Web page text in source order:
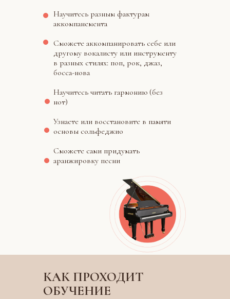
Научитесь разным фактурам
аккомпанемента
Сможете аккомпанировать себе или
другому вокалисту или инструменту
в разных стилях: поп, рок, джаз,
босса-нова
Научитесь читать гармонию (без
нот)
Узнаете или восстановите в памяти
основы сольфеджио
Сможете сами придумать
аранжировку песни
КАК ПРОХОДИТ
ОБУЧЕНИЕ